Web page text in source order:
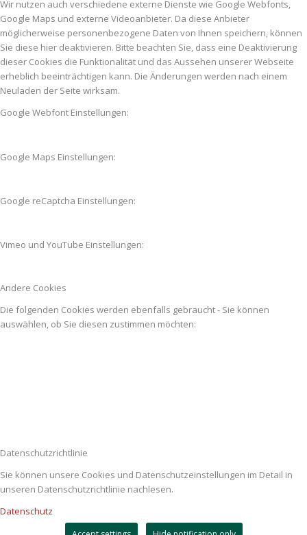
Wir nutzen auch verschiedene externe Dienste wie Google Webfonts,
Google Maps und externe Videoanbieter. Da diese Anbieter
möglicherweise personenbezogene Daten von Ihnen speichern, können
Sie diese hier deaktivieren. Bitte beachten Sie, dass eine Deaktivierung
dieser Cookies die Funktionalität und das Aussehen unserer Webseite
erheblich beeinträchtigen kann. Die Änderungen werden nach einem
Neuladen der Seite wirksam.
Google Webfont Einstellungen:
Google Maps Einstellungen:
Google reCaptcha Einstellungen:
Vimeo und YouTube Einstellungen:
Andere Cookies
Die folgenden Cookies werden ebenfalls gebraucht - Sie können
auswählen, ob Sie diesen zustimmen möchten:
Datenschutzrichtlinie
Sie können unsere Cookies und Datenschutzeinstellungen im Detail in
unseren Datenschutzrichtlinie nachlesen.
Datenschutz